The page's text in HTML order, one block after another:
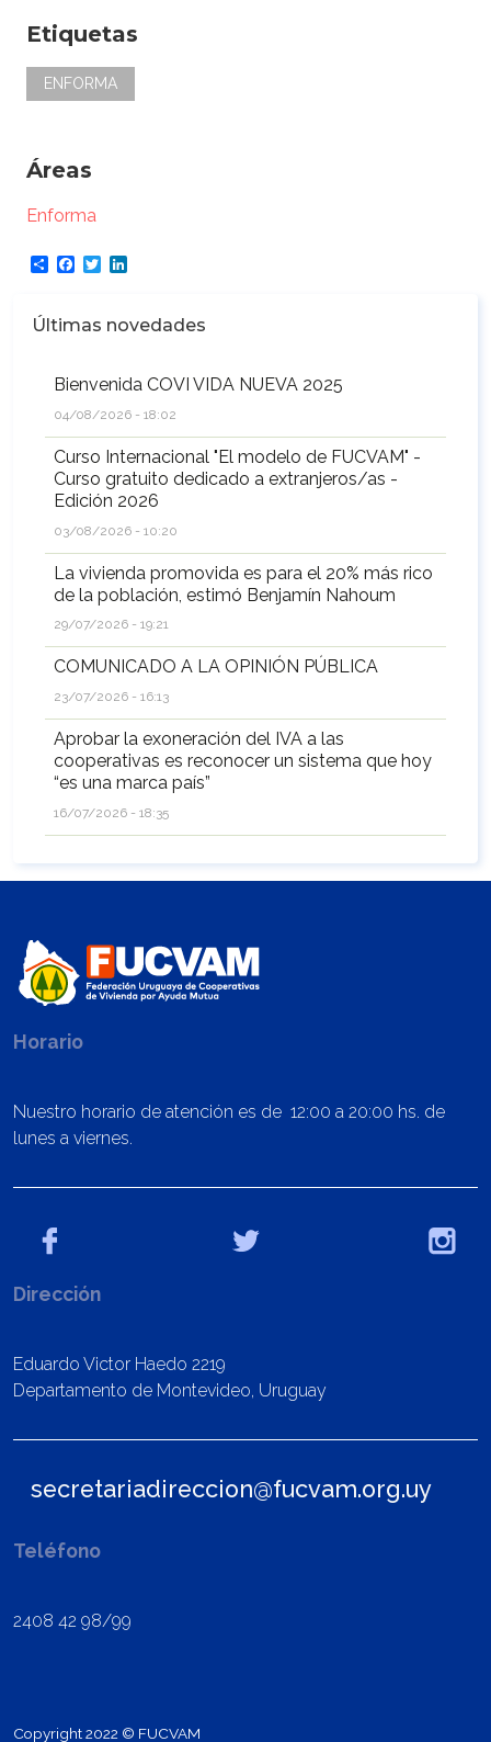
Etiquetas
ENFORMA
Áreas
Enforma
ShareFacebook
Twitter
Últimas novedades
Bienvenida COVI VIDA NUEVA 2025
04/08/2026 - 18:02
Curso Internacional "El modelo de FUCVAM" -
Curso gratuito dedicado a extranjeros/as -
Edición 2026
03/08/2026 - 10:20
La vivienda promovida es para el 20% más rico
de la población, estimó Benjamín Nahoum
29/07/2026 - 19:21
COMUNICADO A LA OPINIÓN PÚBLICA
23/07/2026 - 16:13
Aprobar la exoneración del IVA a las
cooperativas es reconocer un sistema que hoy
“es una marca país”
16/07/2026 - 18:35
Horario
Nuestro horario de atención es de 12:00 a 20:00 hs. de
lunes a viernes.
Dirección
Eduardo Victor Haedo 2219
Departamento de Montevideo, Uruguay
secretariadireccion@fucvam.org.uy
Teléfono
2408 42 98/99
Copyright 2022 © FUCVAM